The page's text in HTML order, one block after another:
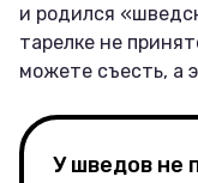
и родился
тарелке не
можете съесть, а
У шведов не